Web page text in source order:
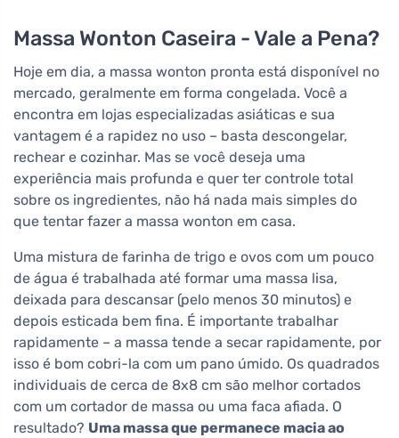
Massa Wonton Caseira - Vale a Pena?
Hoje em dia, a massa wonton pronta está disponível no
mercado, geralmente em forma congelada. Você a
encontra em lojas especializadas asiáticas e sua
vantagem é a rapidez no uso – basta descongelar,
rechear e cozinhar. Mas se você deseja uma
experiência mais profunda e quer ter controle total
sobre os ingredientes, não há nada mais simples do
que tentar fazer a massa wonton em casa.
Uma mistura de farinha de trigo e ovos com um pouco
de água é trabalhada até formar uma massa lisa,
deixada para descansar (pelo menos 30 minutos) e
depois esticada bem fina. É importante trabalhar
rapidamente – a massa tende a secar rapidamente, por
isso é bom cobri-la com um pano úmido. Os quadrados
individuais de cerca de 8x8 cm são melhor cortados
com um cortador de massa ou uma faca afiada. O
resultado? Uma massa que permanece macia ao